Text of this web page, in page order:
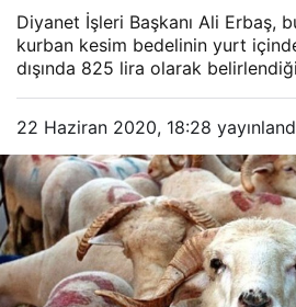
Diyanet İşleri Başkanı Ali Erbaş,
kurban kesim bedelinin yurt
dışında 825 lira olarak
22 Haziran 2020, 18:28